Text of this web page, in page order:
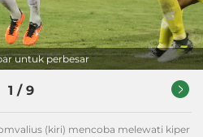
untuk perbesar
1 / 9
(kiri) mencoba melewati kiper